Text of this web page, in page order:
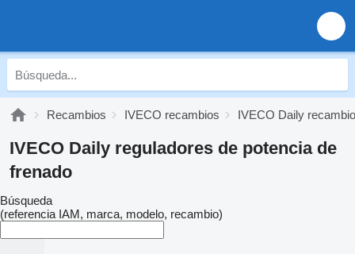
Recambios IVECO recambios IVECO Daily
IVECO Daily reguladores de potencia de
frenado
Búsqueda
(referencia IAM, marca, modelo, recambio)